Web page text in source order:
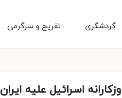
تفریح و سرگرمی گردشگری
اسرائیل علیه ایران